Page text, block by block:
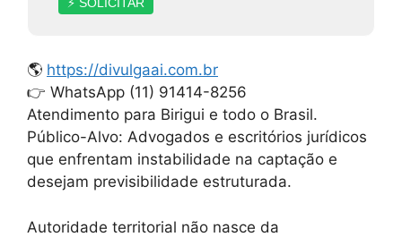
⚡ SOLICITAR
🌎 https://divulgaai.com.br
👉 WhatsApp (11) 91414-8256
Atendimento para Birigui e todo o Brasil.
Público-Alvo: Advogados e escritórios jurídicos
que enfrentam instabilidade na captação e
desejam previsibilidade estruturada.
Autoridade territorial não nasce da